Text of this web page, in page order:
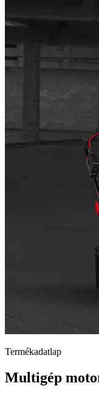
Termékadatlap
Multigép